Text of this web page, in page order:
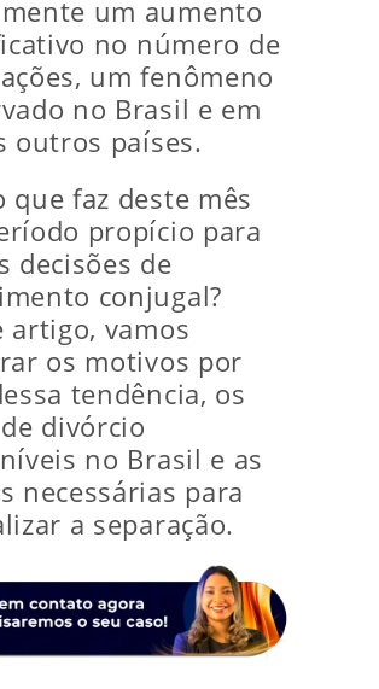
um aumento
no número de
um fenômeno
no Brasil e em
outros países.
que faz deste mês
propício para
decisões de
conjugal?
artigo, vamos
os motivos por
tendência, os
divórcio
no Brasil e as
necessárias para
a separação.